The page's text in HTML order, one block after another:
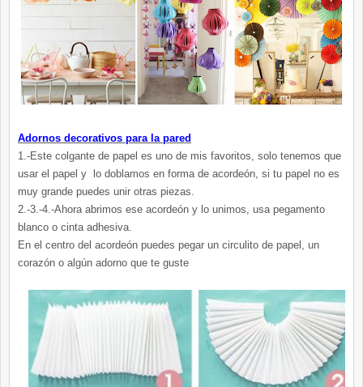
Adornos decorativos para la pared
1.-Este colgante de papel es uno de mis favoritos, solo tenemos que
usar el papel y lo doblamos en forma de acordeón, si tu papel no es
muy grande puedes unir otras piezas.
2.-3.-4.-Ahora abrimos ese acordeón y lo unimos, usa pegamento
blanco o cinta adhesiva.
En el centro del acordeón puedes pegar un circulito de papel, un
corazón o algún adorno que te guste